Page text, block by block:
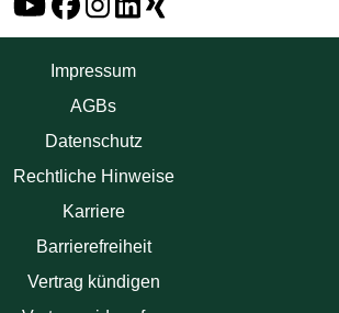
Impressum
AGBs
Datenschutz
Rechtliche Hinweise
Karriere
Barrierefreiheit
Vertrag kündigen